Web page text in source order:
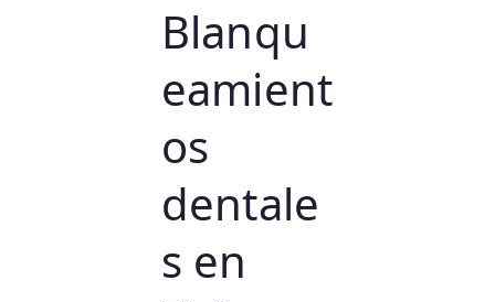
Blanqu
eamient
os
dentale
s en